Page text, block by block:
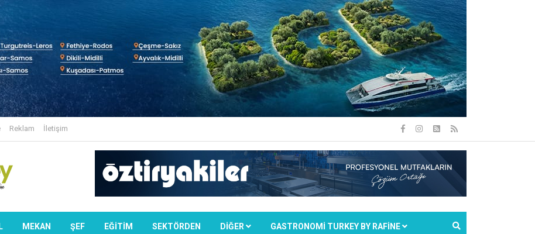
Reklam İletişim
MEKAN ŞEF EĞİTİM SEKTÖRDEN DIĞER GASTRONOMİ TURKEY BY RAFİNE